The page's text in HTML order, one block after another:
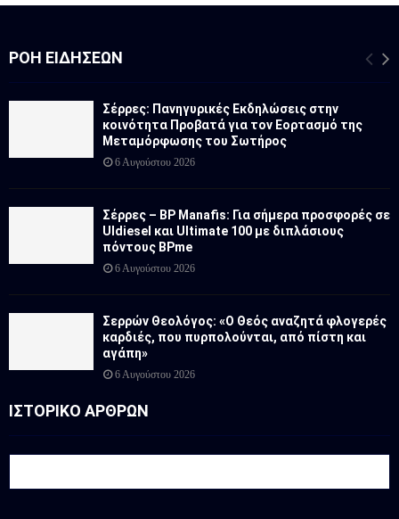
ΡΟΉ ΕΙΔΉΣΕΩΝ
Σέρρες: Πανηγυρικές Εκδηλώσεις στην
κοινότητα Προβατά για τον Εορτασμό της
Μεταμόρφωσης του Σωτήρος
6 Αυγούστου 2026
Σέρρες – BP Manafis: Για σήμερα προσφορές σε
Uldiesel και Ultimate 100 με διπλάσιους
πόντους BPme
6 Αυγούστου 2026
Σερρών Θεολόγος: «Ο Θεός αναζητά φλογερές
καρδιές, που πυρπολούνται, από πίστη και
αγάπη»
6 Αυγούστου 2026
ΙΣΤΟΡΙΚΟ ΑΡΘΡΩΝ